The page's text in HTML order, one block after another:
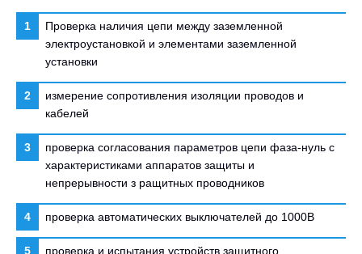
Проверка наличия цепи между заземленной
электроустановкой и элементами заземленной
установки
измерение сопротивления изоляции проводов и
кабелей
проверка согласования параметров цепи фаза-нуль с
характеристиками аппаратов защиты и
непрерывности з ращитных проводников
проверка автоматических выключателей до 1000В
проверка и испытания устройств защитного